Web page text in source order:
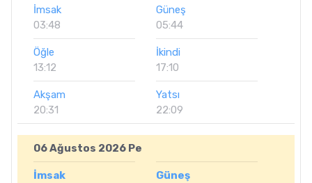
İmsak
03:48
Güneş
05:44
Öğle
13:12
İkindi
17:10
Akşam
20:31
Yatsı
22:09
06 Ağustos 2026 Pe
İmsak
Güneş